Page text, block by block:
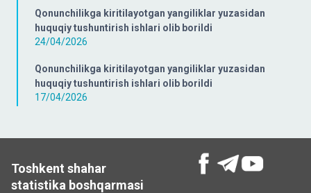
Qonunchilikga kiritilayotgan yangiliklar yuzasidan
huquqiy tushuntirish ishlari olib borildi
24/04/2026
Qonunchilikga kiritilayotgan yangiliklar yuzasidan
huquqiy tushuntirish ishlari olib borildi
17/04/2026
Toshkent shahar
statistika boshqarmasi